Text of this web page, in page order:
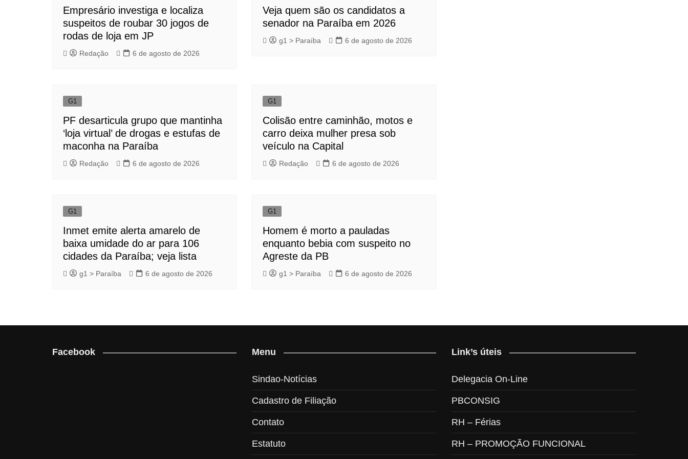
Empresário investiga e localiza
suspeitos de roubar 30 jogos de
rodas de loja em JP
Redação 6 de agosto de 2026
Veja quem são os candidatos a
senador na Paraíba em 2026
g1 > Paraíba 6 de agosto de 2026
G1
PF desarticula grupo que mantinha
‘loja virtual’ de drogas e estufas de
maconha na Paraíba
Redação 6 de agosto de 2026
G1
Colisão entre caminhão, motos e
carro deixa mulher presa sob
veículo na Capital
Redação 6 de agosto de 2026
G1
Inmet emite alerta amarelo de
baixa umidade do ar para 106
cidades da Paraíba; veja lista
g1 > Paraíba 6 de agosto de 2026
G1
Homem é morto a pauladas
enquanto bebia com suspeito no
Agreste da PB
g1 > Paraíba 6 de agosto de 2026
Facebook Menu
Sindao-Notícias
Cadastro de Filiação
Contato
Estatuto
Link’s úteis
Delegacia On-Line
PBCONSIG
RH – Férias
RH – PROMOÇÃO FUNCIONAL